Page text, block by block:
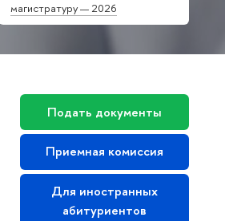
магистратуру — 2026
Подать документы
Приемная комиссия
Для иностранных
абитуриентов